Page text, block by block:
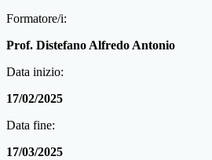
Formatore/i:
Prof. Distefano Alfredo Antonio
Data inizio:
17/02/2025
Data fine:
17/03/2025